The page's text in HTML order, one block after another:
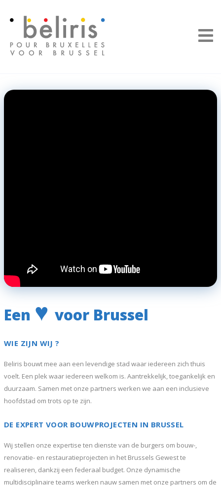
Een ♥ voor Brussel
WIE ZIJN WIJ ?
Beliris bouwt mee aan een levendige stad waar iedereen zich thuis
voelt. Een plek waar iedereen welkom is. Aantrekkelijk, toegankelijk en
duurzaam. Samen met onze partners werken we aan een inclusieve
hoofdstad om trots op te zijn.
DE EXPERT VOOR BOUWPROJECTEN IN BRUSSEL
Wij stellen onze expertise ten dienste van de burgers om bouw-,
renovatie- en restauratieprojecten in het Brussels Gewest te
realiseren, dankzij een federaal budget. Onze dynamische
multidisciplinaire teams werken nauw samen met onze partners om de